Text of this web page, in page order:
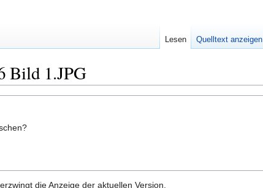
Bild 1.JPG
die Anzeige der aktuellen Version.
Lesen Quelltext anzeigen